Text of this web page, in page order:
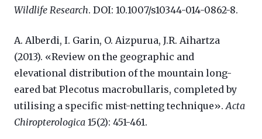
Wildlife Research. DOI: 10.1007/s10344-014-0862-8.
A. Alberdi, I. Garin, O. Aizpurua, J.R. Aihartza
(2013). «Review on the geographic and
elevational distribution of the mountain long-
eared bat Plecotus macrobullaris, completed by
utilising a specific mist-netting technique».Acta
Chiropterologica 15(2): 451-461.